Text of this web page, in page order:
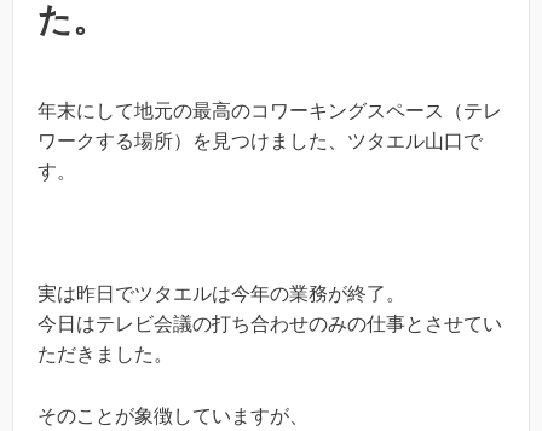
た。
年末にして地元の最高のコワーキングスペース（テレ
ワークする場所）を見つけました、ツタエル山口で
す。
実は昨日でツタエルは今年の業務が終了。
今日はテレビ会議の打ち合わせのみの仕事とさせてい
ただきました。
そのことが象徴していますが、